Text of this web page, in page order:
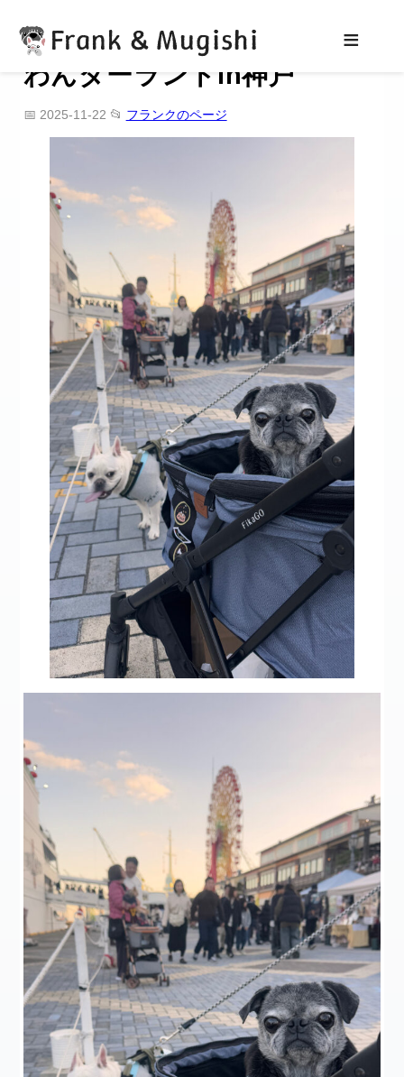
Frank & Mugishi ≡
わんダーランドin神戸
📅 2025-11-22 📂 フランクのページ